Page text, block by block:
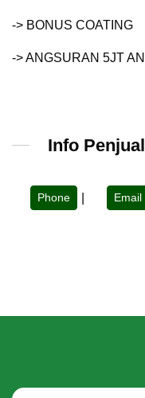
-> BONUS COATING
-> ANGSURAN 5JT AN
Info Penjual
Phone Email